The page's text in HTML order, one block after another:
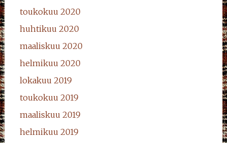
toukokuu 2020
huhtikuu 2020
maaliskuu 2020
helmikuu 2020
lokakuu 2019
toukokuu 2019
maaliskuu 2019
helmikuu 2019